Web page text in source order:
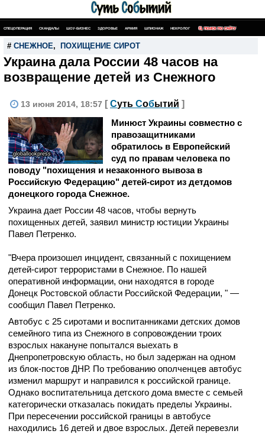
СПЕЦОПЕРАЦИЯ СКАНДАЛЫ ШОУ-БИЗНЕС ЗДОРОВЬЕ АРМИЯ ШПИОНАЖ НЕКРОЛОГ ПОИСК ПО САЙТУ
# СНЕЖНОЕ, ПОХИЩЕНИЕ СИРОТ
Украина дала России 48 часов на
возвращение детей из Снежного
13 июня 2014, 18:57 [ Суть Событий ]
globallookpress
Минюст Украины совместно с
правозащитниками
обратилось в Европейский
суд по правам человека по
поводу "похищения и незаконного вывоза в
Российскую Федерацию" детей-сирот из детдомов
донецкого города Снежное.
Украина дает России 48 часов, чтобы вернуть
похищенных детей, заявил министр юстиции Украины
Павел Петренко.
"Вчера произошел инцидент, связанный с похищением
детей-сирот террористами в Снежное. По нашей
оперативной информации, они находятся в городе
Донецк Ростовской области Российской Федерации, " —
сообщил Павел Петренко.
Автобус с 25 сиротами и воспитанниками детских домов
семейного типа из Снежного в сопровождении троих
взрослых накануне попытался выехать в
Днепропетровскую область, но был задержан на одном
из блок-постов ДНР. По требованию ополченцев автобус
изменил маршрут и направился к российской границе.
Однако воспитательница детского дома вместе с семьей
категорически отказалась покидать пределы Украины.
При пересечении российской границы в автобусе
находились 16 детей и двое взрослых. Детей перевезли